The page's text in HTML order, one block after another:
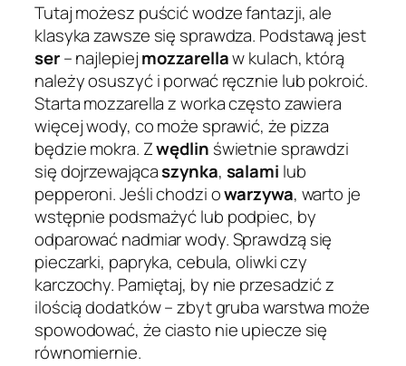
Tutaj możesz puścić wodze fantazji, ale
klasyka zawsze się sprawdza. Podstawą jest
ser– najlepiejmozzarellaw kulach, którą
należy osuszyć i porwać ręcznie lub pokroić.
Starta mozzarella z worka często zawiera
więcej wody, co może sprawić, że pizza
będzie mokra. Zwędlin świetnie sprawdzi
się dojrzewającaszynka, salami lub
pepperoni. Jeśli chodzi owarzywa, warto je
wstępnie podsmażyć lub podpiec, by
odparować nadmiar wody. Sprawdzą się
pieczarki, papryka, cebula, oliwki czy
karczochy. Pamiętaj, by nie przesadzić z
ilością dodatków – zbyt gruba warstwa może
spowodować, że ciasto nie upiecze się
równomiernie.